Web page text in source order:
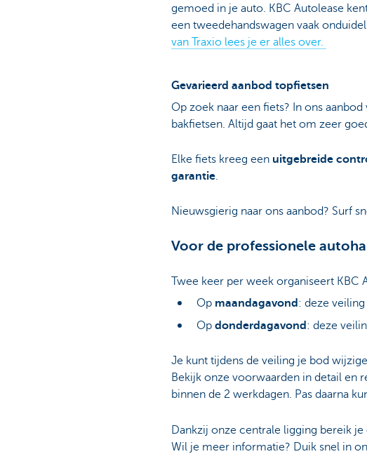
gemoed in je auto. KBC Autolease
een tweedehandswagen vaak
van Traxio lees je er alles over.
Gevarieerd aanbod topfietsen
Op zoek naar een fiets? In ons
bakfietsen. Altijd gaat het om zeer
Elke fiets kreeg een uitgebreide
garantie.
Nieuwsgierig naar ons aanbod? Surf
Voor de professionele
Twee keer per week organiseert
Op maandagavond : deze
Op donderdagavond : deze
Je kunt tijdens de veiling je bod
Bekijk onze voorwaarden in detail en
binnen de 2 werkdagen. Pas daarna
Dankzij onze centrale ligging bereik
Wil je meer informatie? Duik snel in